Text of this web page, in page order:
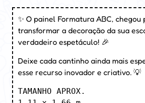
✨ O painel Formatura ABC, chegou
transformar a decoração da sua
verdadeiro espetáculo! 🎉
Deixe cada cantinho ainda mais
esse recurso inovador e criativo. 💡
TAMANHO APROX.